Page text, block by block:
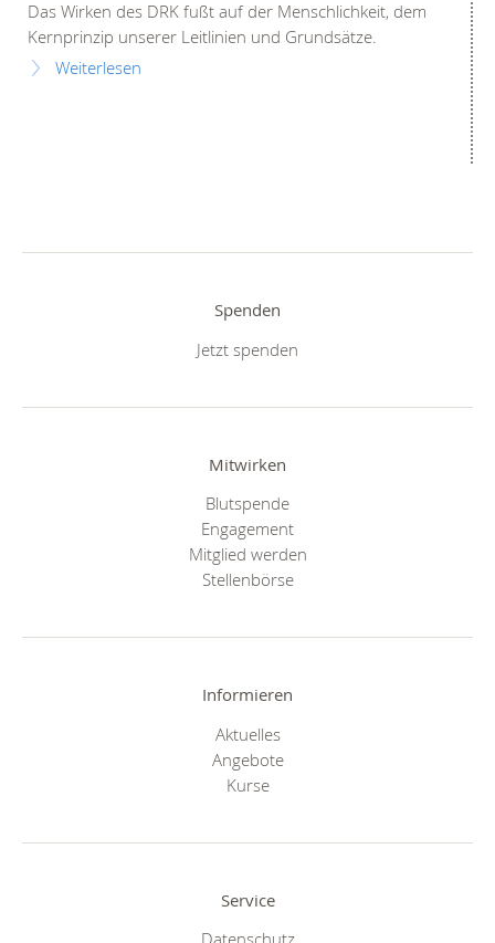
Das Wirken des DRK fußt auf der Menschlichkeit, dem
Kernprinzip unserer Leitlinien und Grundsätze.
Weiterlesen
Spenden
Jetzt spenden
Mitwirken
Blutspende
Engagement
Mitglied werden
Stellenbörse
Informieren
Aktuelles
Angebote
Kurse
Service